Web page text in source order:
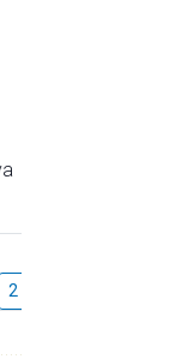
2